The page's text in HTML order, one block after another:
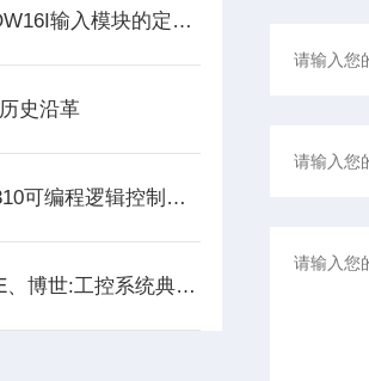
简述1756-OW16I输入模块的定期维护保养建议
史沿革
IC695CPU310可编程逻辑控制器在各行业中具体应用分享
西门子、GE、博世:工控系统典型架构、工控安全与未来